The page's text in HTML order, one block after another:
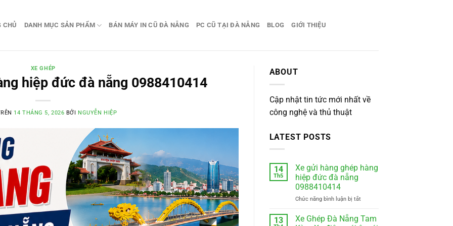
CHỦ DANH MỤC SẢN PHẨM BÁN MÁY IN CŨ ĐÀ NẴNG PC CŨ TẠI ĐÀ NẴNG BLOG GIỚI THIỆU
XE GHÉP
hiệp đức đà nẵng 0988410414
14 THÁNG 5, 2026 BỞI NGUYỄN HIỆP
ABOUT
Cập nhật tin tức mới nhất về
công nghệ và thủ thuật
LATEST POSTS
14
Th5
Xe gửi hàng ghép hàng
hiệp đức đà nẵng
0988410414
Chức năng bình luận bị tắtở
gửi
hàng
13
Xe Ghép Đà Nẵng Tam